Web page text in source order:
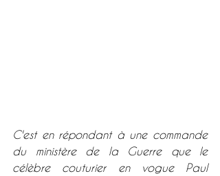
C'est en répondant à une commande
du ministère de la Guerre que le
célèbre couturier en vogue Paul